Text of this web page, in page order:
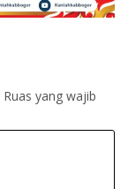
Ruas yang wajib